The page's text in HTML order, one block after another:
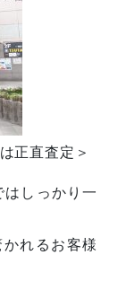
正直査定＞
しっかり一
れるお客様